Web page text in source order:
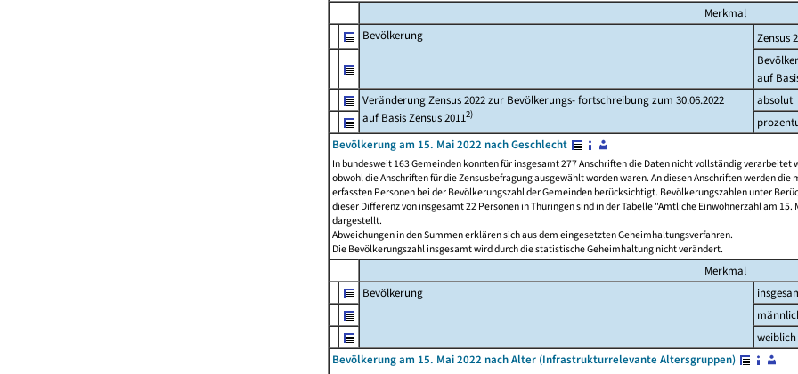
Merkmal
Bevölkerung
Zensus
auf
Veränderung Zensus 2022 zur Bevölkerungs- fortschreibung zum 30.06.2022
auf Basis Zensus 20112)
absolut
Bevölkerung am 15. Mai 2022 nach Geschlecht
In bundesweit 163 Gemeinden konnten für insgesamt 277 Anschriften die Daten nicht vollständig verarbeitet
obwohl die Anschriften für die Zensusbefragung ausgewählt worden waren. An diesen Anschriften werden die
erfassten Personen bei der Bevölkerungszahl der Gemeinden berücksichtigt. Bevölkerungszahlen unter
dieser Differenz von insgesamt 22 Personen in Thüringen sind in der Tabelle "Amtliche Einwohnerzahl am
dargestellt.
Abweichungen in den Summen erklären sich aus dem eingesetzten Geheimhaltungsverfahren.
Die Bevölkerungszahl insgesamt wird durch die statistische Geheimhaltung nicht verändert.
Merkmal
Bevölkerung
weiblich
Bevölkerung am 15. Mai 2022 nach Alter (Infrastrukturrelevante Altersgruppen)